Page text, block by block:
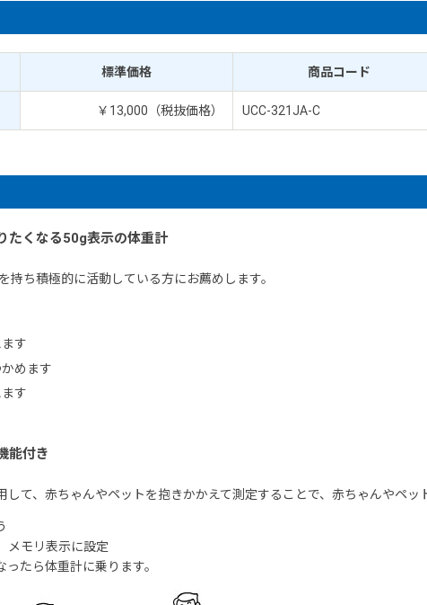
標準価格 商品コード
￥13,000（税抜価格） UCC-321JA-C
たくなる50g表示の体重計
持ち積極的に活動している方にお薦めします。
す
めます
す
能付き
て、赤ちゃんやペットを抱きかかえて測定することで、赤ちゃんやペッ
メモリ表示に設定
たら体重計に乗ります。